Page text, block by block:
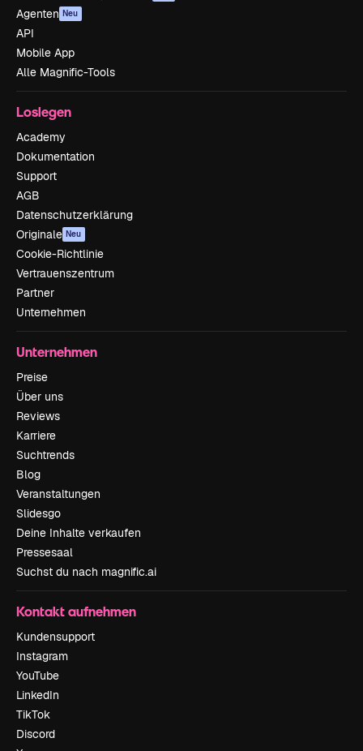
Agenten Neu
API
Mobile App
Alle Magnific-Tools
Loslegen
Academy
Dokumentation
Support
AGB
Datenschutzerklärung
Originale Neu
Cookie-Richtlinie
Vertrauenszentrum
Partner
Unternehmen
Unternehmen
Preise
Über uns
Reviews
Karriere
Suchtrends
Blog
Veranstaltungen
Slidesgo
Deine Inhalte verkaufen
Pressesaal
Suchst du nach magnific.ai
Kontakt aufnehmen
Kundensupport
Instagram
YouTube
LinkedIn
TikTok
Discord